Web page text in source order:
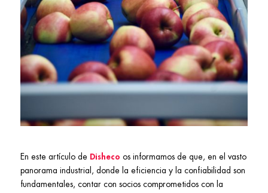
En este artículo de Disheco os informamos de que, en el vasto
panorama industrial, donde la eficiencia y la confiabilidad son
fundamentales, contar con socios comprometidos con la